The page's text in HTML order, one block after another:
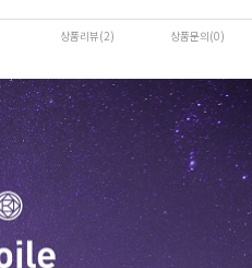
상품리뷰(2) 상품문의(0)